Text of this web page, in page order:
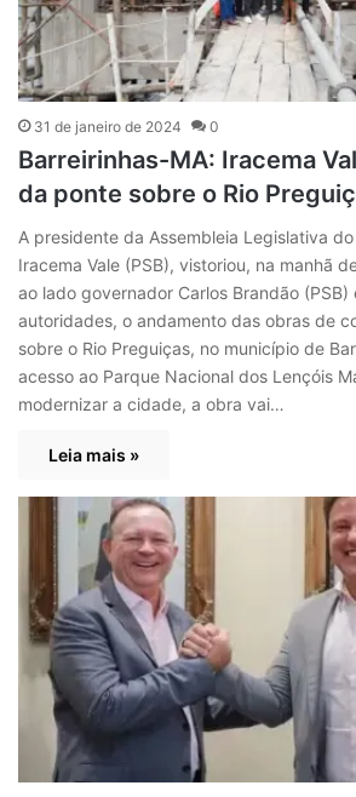
31 de janeiro de 2024 0
Barreirinhas-MA: Iracema
da ponte sobre o Rio
A presidente da Assembleia Legislativa
Iracema Vale (PSB), vistoriou, na manhã
ao lado governador Carlos Brandão (PSB)
autoridades, o andamento das obras de
sobre o Rio Preguiças, no município de
acesso ao Parque Nacional dos Lençóis
modernizar a cidade, a obra vai…
Leia mais »